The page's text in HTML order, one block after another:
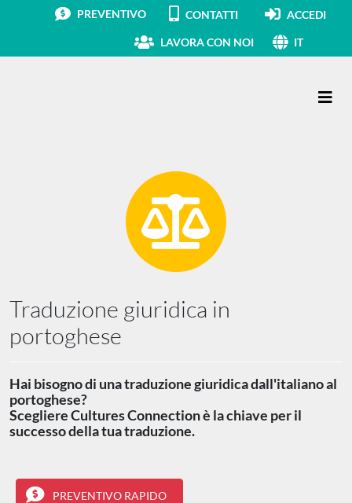
PREVENTIVO CONTATTI ACCEDI
LAVORA CON NOI IT
Traduzione giuridica in
portoghese
Hai bisogno di una traduzione giuridica dall'italiano al
portoghese?
Scegliere Cultures Connection è la chiave per il
successo della tua traduzione.
PREVENTIVO RAPIDO